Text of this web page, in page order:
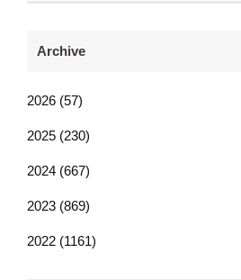
Archive
2026 (57)
2025 (230)
2024 (667)
2023 (869)
2022 (1161)